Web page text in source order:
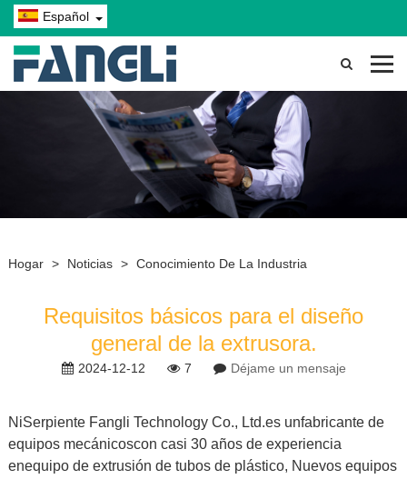
Español
Hogar > Noticias > Conocimiento De La Industria
Requisitos básicos para el diseño
general de la extrusora.
2024-12-12 7 Déjame un mensaje
N iSerpiente Fangli Technology Co., Ltd.es unfabricante de
equipos mecánicoscon casi 30 años de experiencia
enequipo de extrusión de tubos de plástico, Nuevos equipos